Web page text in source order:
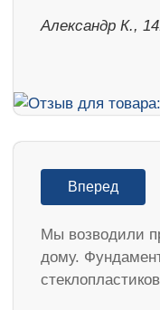
Александр К.,
Вперед
Мы возводили
дому.